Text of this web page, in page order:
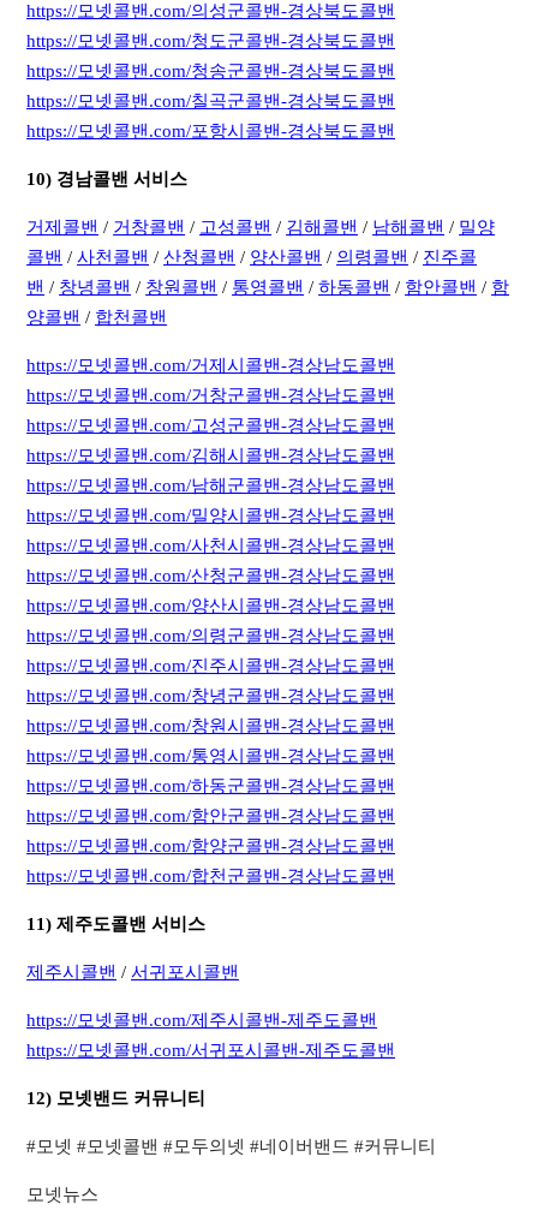
https://모넷콜밴.com/의성군콜밴-경상북도콜밴
https://모넷콜밴.com/청도군콜밴-경상북도콜밴
https://모넷콜밴.com/청송군콜밴-경상북도콜밴
https://모넷콜밴.com/칠곡군콜밴-경상북도콜밴
https://모넷콜밴.com/포항시콜밴-경상북도콜밴
10) 경남콜밴 서비스
거제콜밴 / 거창콜밴 / 고성콜밴 / 김해콜밴 / 남해콜밴 / 밀양
콜밴 /사천콜밴 /산청콜밴 / 양산콜밴 / 의령콜밴 / 진주콜
밴 / 창녕콜밴 / 창원콜밴 / 통영콜밴 /하동콜밴 / 함안콜밴 / 함
양콜밴 / 합천콜밴
https://모넷콜밴.com/거제시콜밴-경상남도콜밴
https://모넷콜밴.com/거창군콜밴-경상남도콜밴
https://모넷콜밴.com/고성군콜밴-경상남도콜밴
https://모넷콜밴.com/김해시콜밴-경상남도콜밴
https://모넷콜밴.com/남해군콜밴-경상남도콜밴
https://모넷콜밴.com/밀양시콜밴-경상남도콜밴
https://모넷콜밴.com/사천시콜밴-경상남도콜밴
https://모넷콜밴.com/산청군콜밴-경상남도콜밴
https://모넷콜밴.com/양산시콜밴-경상남도콜밴
https://모넷콜밴.com/의령군콜밴-경상남도콜밴
https://모넷콜밴.com/진주시콜밴-경상남도콜밴
https://모넷콜밴.com/창녕군콜밴-경상남도콜밴
https://모넷콜밴.com/창원시콜밴-경상남도콜밴
https://모넷콜밴.com/통영시콜밴-경상남도콜밴
https://모넷콜밴.com/하동군콜밴-경상남도콜밴
https://모넷콜밴.com/함안군콜밴-경상남도콜밴
https://모넷콜밴.com/함양군콜밴-경상남도콜밴
https://모넷콜밴.com/합천군콜밴-경상남도콜밴
11) 제주도콜밴 서비스
제주시콜밴 /서귀포시콜밴
https://모넷콜밴.com/제주시콜밴-제주도콜밴
https://모넷콜밴.com/서귀포시콜밴-제주도콜밴
12) 모넷밴드 커뮤니티
​#모넷 #모넷콜밴 #모두의넷 #네이버밴드 #커뮤니티​
모넷뉴스